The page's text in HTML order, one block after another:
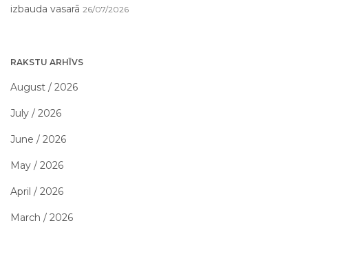
izbauda vasarā26/07/2026
RAKSTU ARHĪVS
August / 2026
July / 2026
June / 2026
May / 2026
April / 2026
March / 2026